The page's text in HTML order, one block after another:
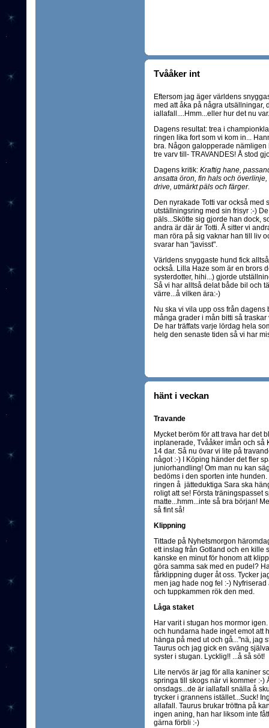
Tvååker int
Eftersom jag äger världens
med att åka på några utsällningar,
iallafall....Hmm...eller hur det nu
Dagens resultat: trea i
ringen lika fort som vi kom in...
bra. Någon galopperade nämligen
tre varv till- TRAVANDES! Å stod
Dagens kritik: Kraftig hane,
ansatta öron, fin hals och
drive, utmärkt päls och färger.
Den nyrakade Totti var också
utställningsring med sin frisyr :-)
päls...Skötte sig gjorde han dock,
andra är där är Totti. Å sitter vi
man röra på sig vaknar han till liv
svarar han "javisst".
Världens snyggaste hund fick
också. Lilla Haze som är en brors
systerdotter, hihi...) gjorde
Så vi har alltså delat både bil och
värre...å vilken ära:-)
Nu ska vi vila upp oss från
många grader i mån bitti så
De har träffats varje lördag hela
helg den senaste tiden så vi har
hänt i veckan
Travande
Mycket beröm för att trava har det
inplanerade, Tvååker imån och så
14 dar. Så nu övar vi lite på
något :-) I Köping händer det fler
juniorhandling! Om man nu kan
bedöms i den sporten inte
ringen å jätteduktiga Sara ska
roligt att se! Första träningspasset
matte...hmm...inte så bra början!
så fint så!
Klippning
Tittade på Nyhetsmorgon
ett inslag från Gotland och en kille
kanske en minut för honom att
göra samma sak med en pudel?
fårklippning duger åt oss. Tycker
men jag hade nog fel :-)
och tuppkammen rök den med.
Låga staket
Har varit i stugan hos mormor
och hundarna hade inget emot att
hänga på med ut och gå..."nä, jag
Taurus och jag gick en sväng
syster i stugan. Lycklig!! ...å så söt!
Lite nervös är jag för alla kaniner
springa till skogs när vi kommer :-)
onsdags...de är iallafall snälla å
trycker i grannens istället...Suck!
allafall. Taurus brukar tröttna på
ingen aning, han har liksom inte
gärna förbli :-)